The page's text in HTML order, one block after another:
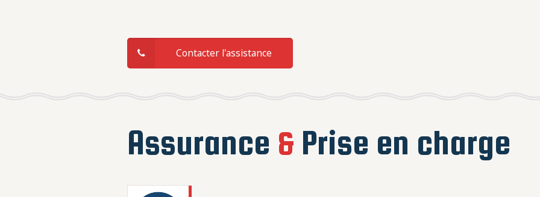
Contacter l'assistance
Assurance & Prise en charge